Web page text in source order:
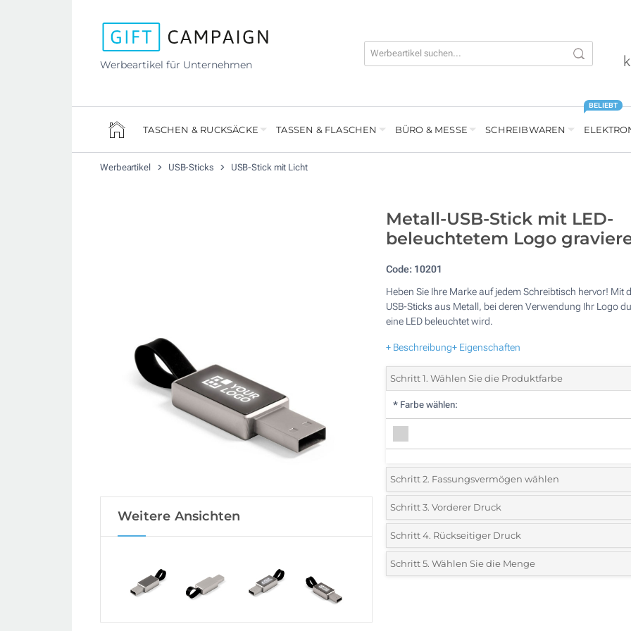
Werbeartikel für Unternehmen
TASCHEN & RUCKSÄCKE TASSEN & FLASCHEN BÜRO & MESSE SCHREIBWAREN
BELIEBT
Werbeartikel USB-Sticks USB-Stick mit Licht
Weitere Ansichten
Metall-USB-Stick mit LED-
beleuchtetem Logo
Code: 10201
Heben Sie Ihre Marke auf jedem Schreibtisch hervor! Mit
USB-Sticks aus Metall, bei deren Verwendung Ihr Logo
eine LED beleuchtet wird.
+ Beschreibung+ Eigenschaften
Schritt 1. Wählen Sie die Produktfarbe
* Farbe wählen:
Schritt 2. Fassungsvermögen wählen
2 GB
4 GB
8 GB
Schritt 3. Vorderer Druck
*Wählen Sie die Drucktechnik und die Anzahl der Farben
Ihr Logo:
Lasergravur
Schritt 4. Rückseitiger Druck
*Wählen Sie die Drucktechnik und die Anzahl der Farben
Ihr Logo:
Schritt 5. Wählen Sie die Menge